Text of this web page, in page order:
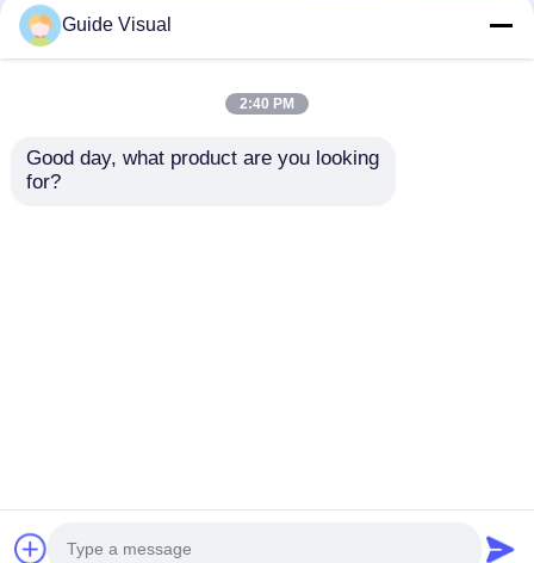
trung quốc.Copyright © 2026 Shenzhen Guide
Guide Visual
2:40 PM
Good day, what product are you looking
for?